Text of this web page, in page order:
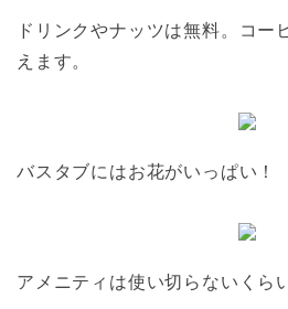
ドリンクやナッツは無料。コー
えます。
バスタブにはお花がいっぱい！
アメニティは使い切らないくら